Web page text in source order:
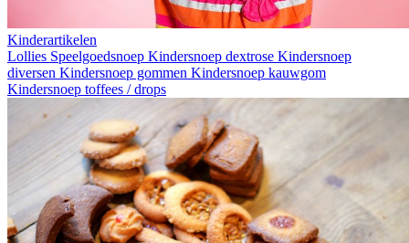
Kinderartikelen
Lollies Speelgoedsnoep Kindersnoep dextrose Kindersnoep
diversen Kindersnoep gommen Kindersnoep kauwgom
Kindersnoep toffees / drops